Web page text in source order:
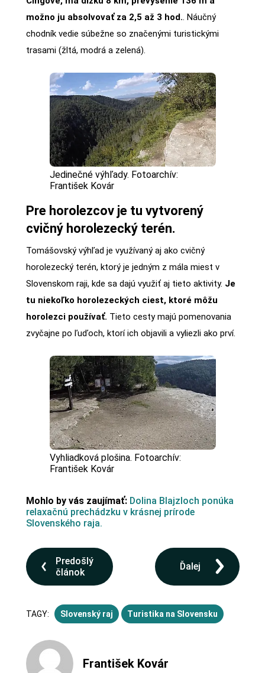
možno ju absolvovať za 2,5 až 3 hod.. Náučný
chodník vedie súbežne so značenými turistickými
trasami (žltá, modrá a zelená).
Jedinečné výhľady. Fotoarchív:
František Kovár
Pre horolezcov je tu vytvorený
cvičný horolezecký terén.
Tomášovský výhľad je využívaný aj ako cvičný
horolezecký terén, ktorý je jedným z mála miest v
Slovenskom raji, kde sa dajú využiť aj tieto aktivity. Je
tu niekoľko horolezeckých ciest, ktoré môžu
horolezci používať. Tieto cesty majú pomenovania
zvyčajne po ľuďoch, ktorí ich objavili a vyliezli ako prví.
Vyhliadková plošina. Fotoarchív:
František Kovár
Mohlo by vás zaujímať: Dolina Blajzloch ponúka
relaxačnú prechádzku v krásnej prírode
Slovenského raja.
Predošlý
článok
Ďalej
TAGY: Slovenský raj Turistika na Slovensku
František Kovár